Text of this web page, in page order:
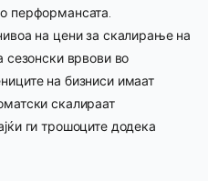
перформансата.
на цени за скалирање на
сезонски врвови во
на бизниси имаат
скалираат
ги трошоците додека